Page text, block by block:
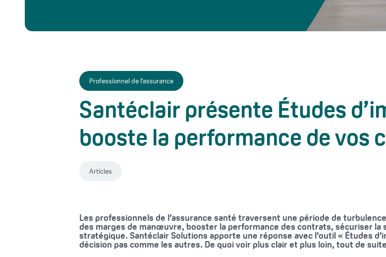
Professionnel de l'assurance
Santéclair présente Études
booste la performance de vos
Articles
Les professionnels de l’assurance santé traversent une période de
des marges de manœuvre, booster la performance des contrats, sécuriser la
stratégique. Santéclair Solutions apporte une réponse avec l’outil « Études
décision pas comme les autres. De quoi voir plus clair et plus loin, tout de